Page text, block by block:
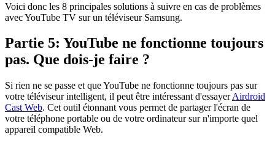
Voici donc les 8 principales solutions à suivre en cas de problèmes
avec YouTube TV sur un téléviseur Samsung.
Partie 5: YouTube ne fonctionne toujours
pas. Que dois-je faire ?
Si rien ne se passe et que YouTube ne fonctionne toujours pas sur
votre téléviseur intelligent, il peut être intéressant d'essayerAirdroid
Cast Web. Cet outil étonnant vous permet de partager l'écran de
votre téléphone portable ou de votre ordinateur sur n'importe quel
appareil compatible Web.